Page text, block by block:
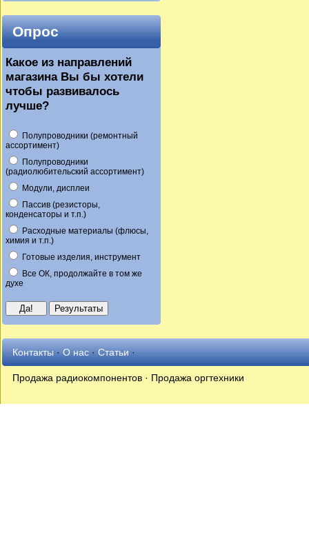
Опрос
Какое из направлений
магазина Вы бы хотели
чтобы развивалось
лучше?
Полупроводники (ремонтный
ассортимент)
Полупроводники
(радиолюбительский ассортимент)
Модули, дисплеи
Пассив (резисторы,
конденсаторы и т.п.)
Расходные материалы (флюсы,
химия и т.п.)
Готовые изделия, инструмент
Все ОК, продолжайте в том же
духе
Контакты·О нас·Статьи·
Продажа радиокомпонентов · Продажа оргтехники